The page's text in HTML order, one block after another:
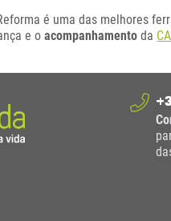
é uma das melhores
e oacompanhamento da